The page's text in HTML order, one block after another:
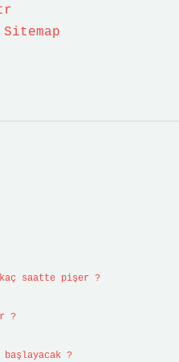
Sitemap
saatte pişer ?
?
başlayacak ?